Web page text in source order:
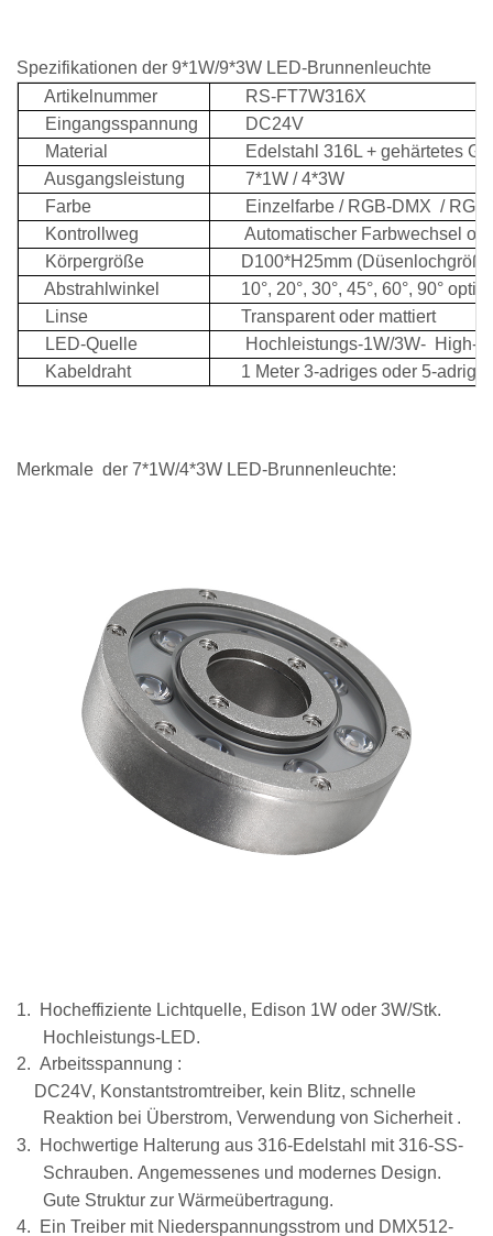
Spezifikationen der 9*1W/9*3W LED-Brunnenleuchte
Artikelnummer
RS-FT7W316X
Eingangsspannung
DC24V
Material
Edelstahl 316L + gehärtetes
Ausgangsleistung
7*1W / 4*3W
Farbe
Einzelfarbe / RGB-DMX /
Kontrollweg
Automatischer Farbwechsel
Körpergröße
D100*H25mm
Abstrahlwinkel
10°, 20°, 30°, 45°, 60°, 90°
Linse
Transparent oder mattiert
LED-Quelle
Hochleistungs-1W/3W- High-
Kabeldraht
1 Meter 3-adriges oder 5-
Merkmale der 7*1W/4*3W LED-Brunnenleuchte:
1.
Hocheffiziente Lichtquelle, Edison 1W oder 3W/Stk.
Hochleistungs-LED.
2. Arbeitsspannung :
DC24V, Konstantstromtreiber, kein Blitz, schnelle
Reaktion bei Überstrom, Verwendung von Sicherheit .
3.
Hochwertige Halterung aus 316-Edelstahl mit 316-SS-
Schrauben. Angemessenes und modernes Design.
Gute Struktur zur Wärmeübertragung.
4.
Ein Treiber mit Niederspannungsstrom und DMX512-